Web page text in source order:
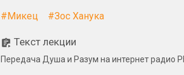
#Микец #Зос Ханука
Текст лекции
Передача Душа и Разум на интернет радио